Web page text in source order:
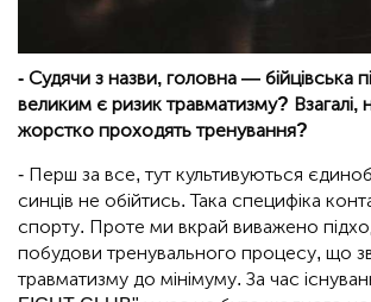
- Судячи з назви, головна — бійцівська
великим є ризик травматизму? Взагалі,
жорстко проходять тренування?
- Перш за все, тут культивуються
синців не обійтись. Така специфіка
спорту. Проте ми вкрай виважено
побудови тренувального процесу, що
травматизму до мінімуму. За час